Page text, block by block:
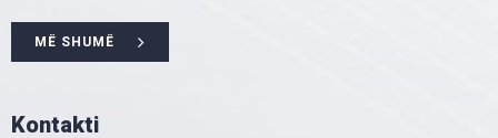
MË SHUMË
Kontakti